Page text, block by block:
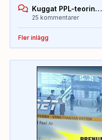
Kuggat PPL-teorin…
25 kommentarer
Fler inlägg